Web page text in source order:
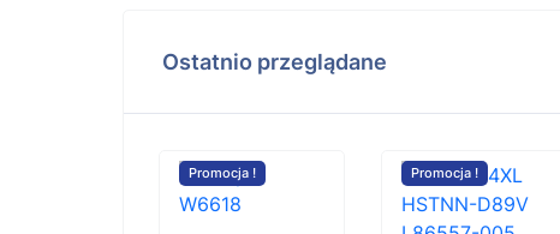
Ostatnio przeglądane
Promocja ! Promocja !